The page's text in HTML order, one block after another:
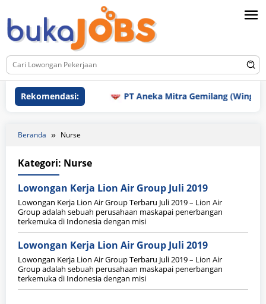
ke
konten
Rekomendasi: PT Aneka Mitra Gemilang (Wings
Beranda Nurse
Kategori: Nurse
Lowongan Kerja Lion Air Group Juli 2019
Lowongan Kerja Lion Air Group Terbaru Juli 2019 – Lion Air
Group adalah sebuah perusahaan maskapai penerbangan
terkemuka di Indonesia dengan misi
Lowongan Kerja Lion Air Group Juli 2019
Lowongan Kerja Lion Air Group Terbaru Juli 2019 – Lion Air
Group adalah sebuah perusahaan maskapai penerbangan
terkemuka di Indonesia dengan misi